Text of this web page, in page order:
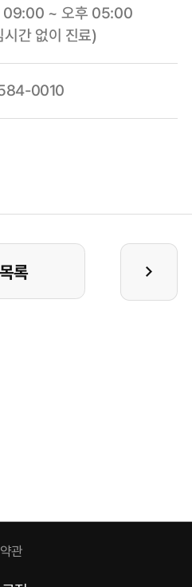
09:00 ~ 오후 05:00
시간 없이 진료)
0010
목록
관